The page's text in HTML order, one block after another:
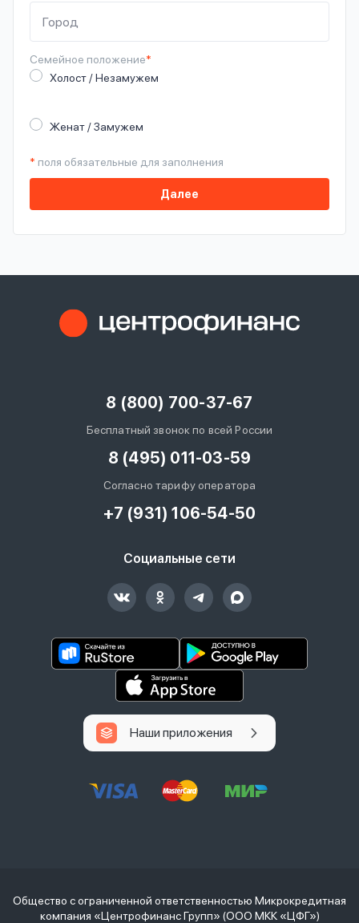
Семейное положение*
Холост / Незамужем
Женат / Замужем
* поля обязательные для заполнения
Далее
8 (800) 700-37-67
Бесплатный звонок по всей России
8 (495) 011-03-59
Согласно тарифу оператора
+7 (931) 106-54-50
Социальные сети
Наши приложения
Общество с ограниченной ответственностью Микрокредитная
компания «Центрофинанс Групп» (ООО МКК «ЦФГ»)